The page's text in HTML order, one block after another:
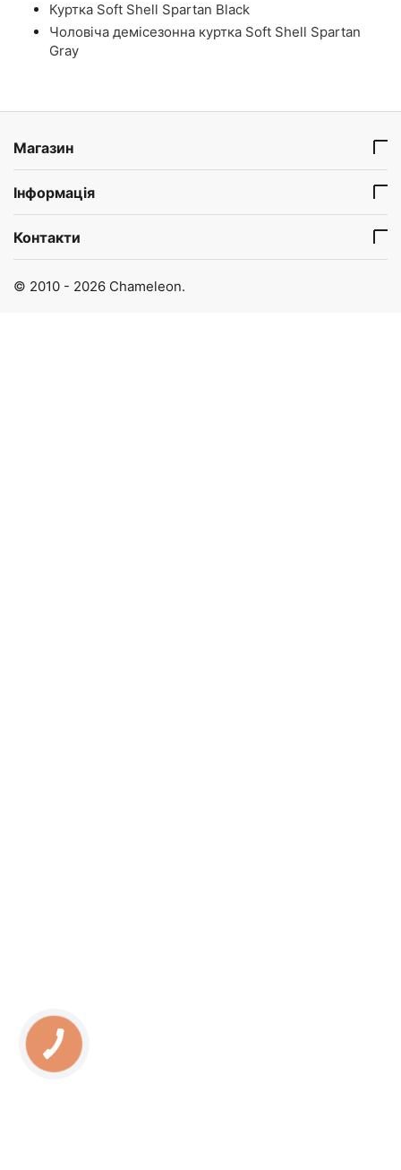
Куртка Soft Shell Spartan Black
Чоловіча демісезонна куртка Soft Shell Spartan
Gray
Магазин
Інформація
Контакти
© 2010 - 2026 Chameleon.